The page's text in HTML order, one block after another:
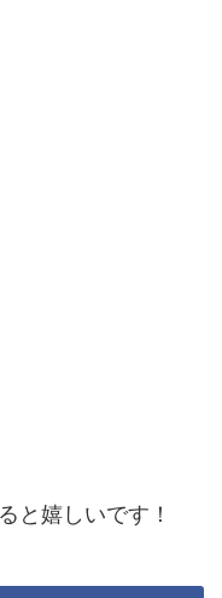
と嬉しいです！